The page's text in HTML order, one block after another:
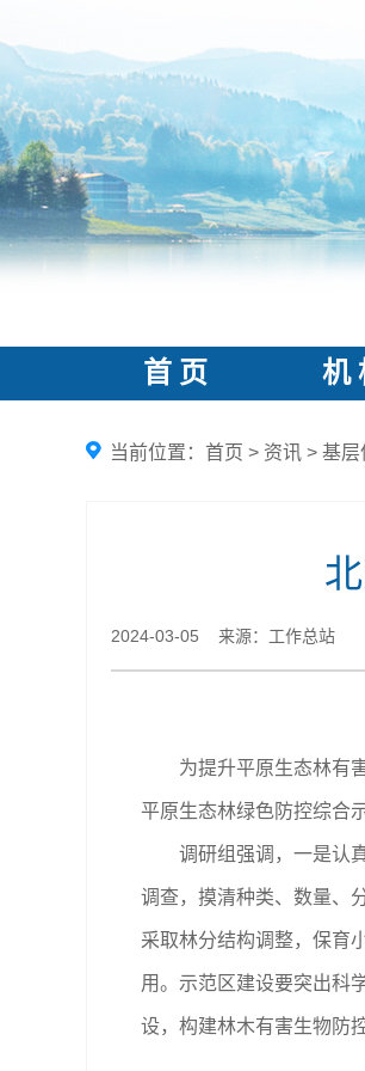
首 页 机
当前位置： 首页 > 资讯 > 基层
2024-03-05 来源：工作总站
为提升平原生态林有
平原生态林绿色防控综合
调研组强调， 一是认
调查，摸清种类、数量、
采取林分结构调整，保育
用。示范区建设要突出科
设，构建林木有害生物防